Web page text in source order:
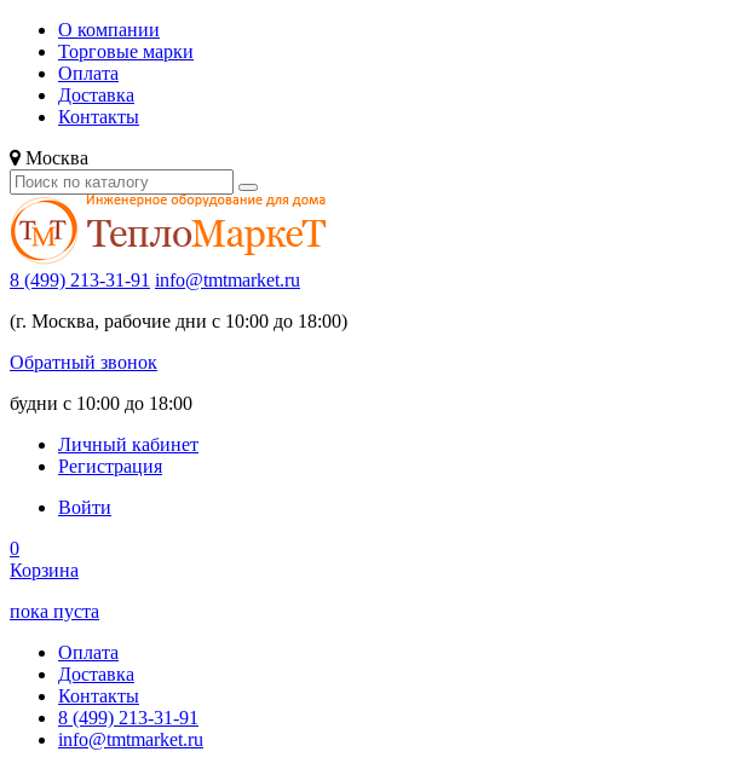
О компании
Торговые марки
Оплата
Доставка
Контакты
Москва
8 (499) 213-31-91 info@tmtmarket.ru
(г. Москва, рабочие дни с 10:00 до 18:00)
Обратный звонок
будни с 10:00 до 18:00
Личный кабинет
Регистрация
Войти
0
Корзина
пока пуста
Оплата
Доставка
Контакты
8 (499) 213-31-91
info@tmtmarket.ru